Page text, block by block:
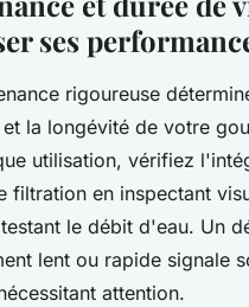
ses
rigoureuse
la longévité de votre
utilisation, vérifiez
filtration en inspectant
le débit d'eau. Un
lent ou rapide signale
attention.